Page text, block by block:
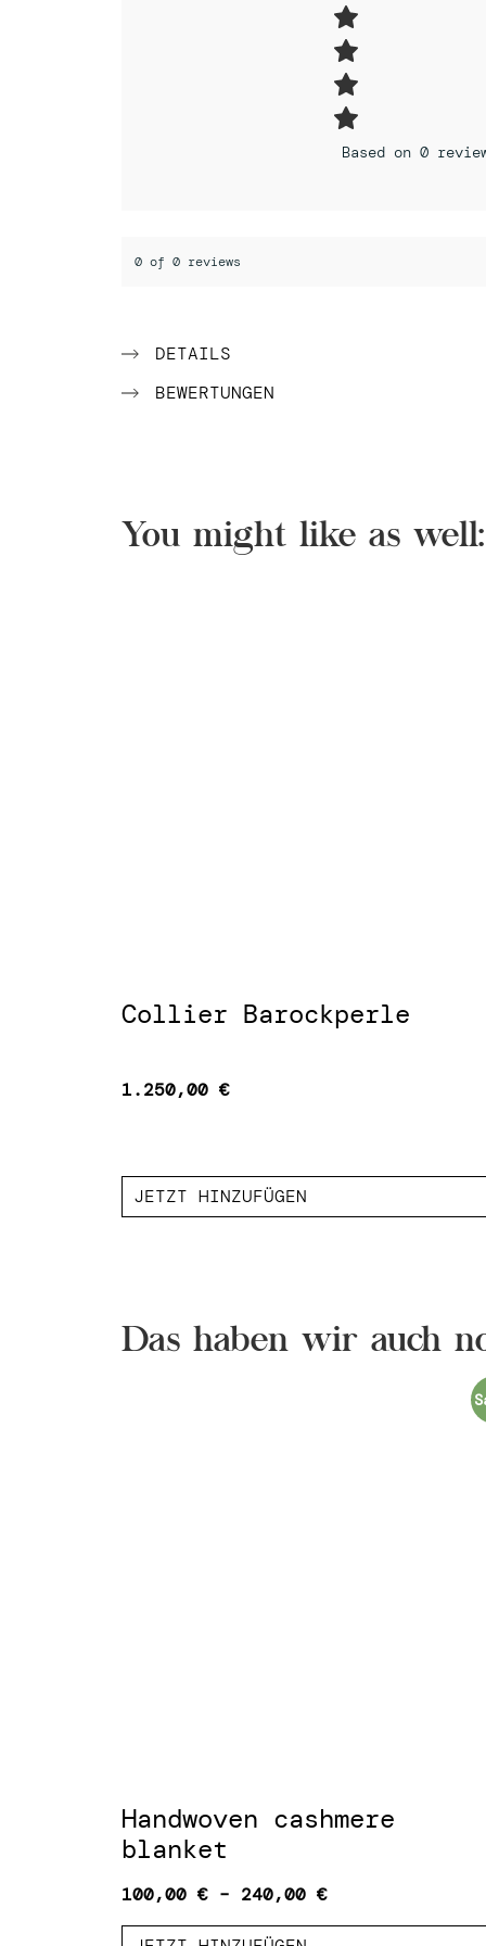
Based on 0
0 of 0 reviews
DETAILS
BEWERTUNGEN
You might like as well:
Collier Barockperle
1.250,00 €
JETZT HINZUFÜGEN
Das haben wir auch
Handwoven cashmere
blanket
100,00 € – 240,00 €